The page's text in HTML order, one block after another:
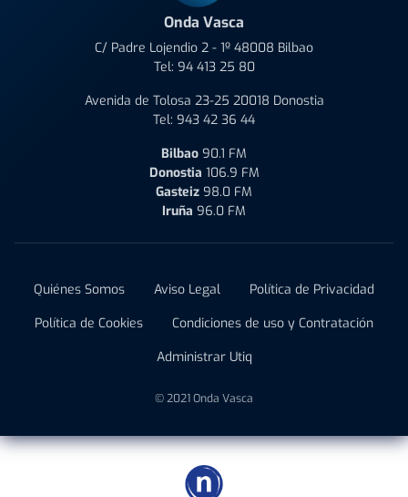
Onda Vasca
C/ Padre Lojendio 2 - 1º 48008 Bilbao
Tel: 94 413 25 80
Avenida de Tolosa 23-25 20018 Donostia
Tel: 943 42 36 44
Bilbao 90.1 FM
Donostia 106.9 FM
Gasteiz 98.0 FM
Iruña 96.0 FM
Quiénes Somos Aviso Legal
Política de Privacidad
Política de Cookies
Condiciones de uso y Contratación
Administrar Utiq
© 2021 Onda Vasca